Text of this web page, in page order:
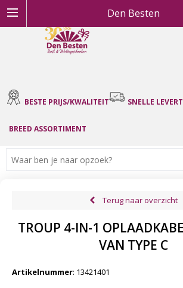
Den Besten
BESTE PRIJS/KWALITEIT SNELLE
BREED ASSORTIMENT
Terug naar overzicht
TROUP 4-IN-1
VAN TYPE C
Artikelnummer: 13421401